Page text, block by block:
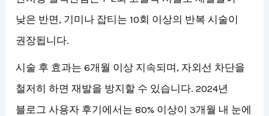
낮은 반면, 기미나 잡티는 10회 이상의 반복 시술이
권장됩니다.
시술 후 효과는 6개월 이상 지속되며, 자외선 차단을
철저히 하면 재발을 방지할 수 있습니다. 2024년
블로그 사용자 후기에서는 80% 이상이 3개월 내 눈에